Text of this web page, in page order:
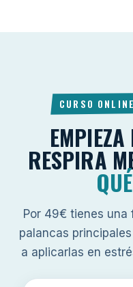
CURSO
RESPIRA
Por 49€ tienes una
palancas
a aplicarlas en